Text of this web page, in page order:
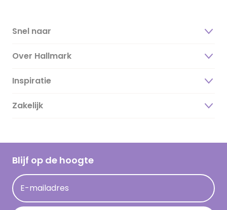
Snel naar
Over Hallmark
Over ons
Duurzaamheid
Hallmark Kaartclub
Acties
Persberichten
Inspiratie
Magazine
Cadeau inspiratie
Kaartinspiratie
Zakelijk
Blijf op de hoogte
E-mailadres